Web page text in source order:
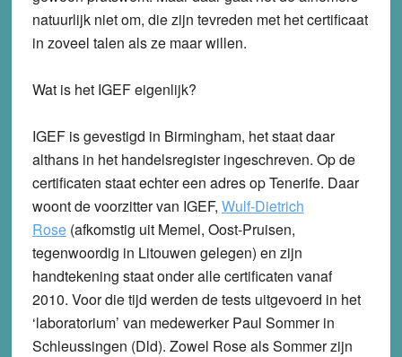
natuurlijk niet om, die zijn tevreden met het certificaat
in zoveel talen als ze maar willen.
Wat is het IGEF eigenlijk?
IGEF is gevestigd in Birmingham, het staat daar
althans in het handelsregister ingeschreven. Op de
certificaten staat echter een adres op Tenerife. Daar
woont de voorzitter van IGEF, Wulf-Dietrich
Rose(afkomstig uit Memel, Oost-Pruisen,
tegenwoordig in Litouwen gelegen) en zijn
handtekening staat onder alle certificaten vanaf
2010. Voor die tijd werden de tests uitgevoerd in het
‘laboratorium’ van medewerker Paul Sommer in
Schleussingen (Dld). Zowel Rose als Sommer zijn